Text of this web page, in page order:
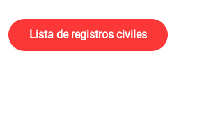
Lista de registros civiles